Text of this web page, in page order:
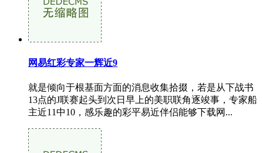
网易红彩专家一辉近9
就是倾向于根基面方面的消息收集拾掇，若是从下战书
13点的J联赛起头到次日早上的美职联角逐竣事，专家船
主近11中10，感乐趣的彩平易近伴侣能够下载网...